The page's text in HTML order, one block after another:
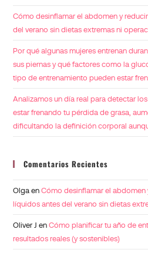
Cómo desinflamar el abdomen y
del verano sin dietas extremas ni
Por qué algunas mujeres entrenan
sus piernas y qué factores como la
tipo de entrenamiento pueden estar
Analizamos un día real para detectar
estar frenando tu pérdida de grasa,
dificultando la definición corporal
Comentarios Recientes
Olga enCómo desinflamar el abdomen
líquidos antes del verano sin dietas
Oliver J enCómo planificar tu año de
resultados reales (y sostenibles)